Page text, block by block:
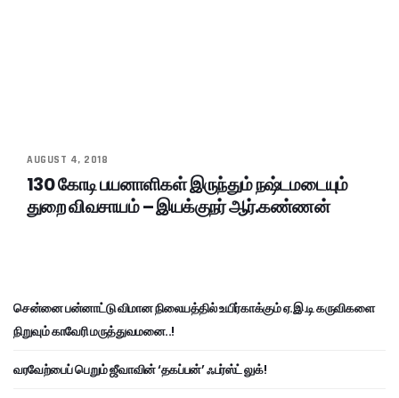
AUGUST 4, 2018
130 கோடி பயனாளிகள் இருந்தும் நஷ்டமடையும்
துறை விவசாயம் – இயக்குநர் ஆர்.கண்ணன்
சென்னை பன்னாட்டு விமான நிலையத்தில் உயிர்காக்கும் ஏ.இ.டி கருவிகளை
நிறுவும் காவேரி மருத்துவமனை..!
வரவேற்பைப் பெறும் ஜீவாவின் ‘தகப்பன்’ ஃபர்ஸ்ட் லுக்!